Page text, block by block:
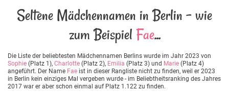
Seltene Mädchennamen in Berlin - wie
zum Beispiel Fae...
Die Liste der beliebtesten Mädchennamen Berlins wurde im Jahr 2023 von
Sophie (Platz 1), Charlotte (Platz 2), Emilia (Platz 3) und Marie (Platz 4)
angeführt. Der Name Fae ist in dieser Rangliste nicht zu finden, weil er 2023
in Berlin kein einziges Mal vergeben wurde - im Beliebtheitsranking des Jahres
2017 war er aber schon einmal auf Platz 1.122 zu finden.